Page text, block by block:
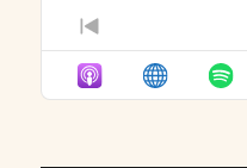
PREVIOUS
EPISODE